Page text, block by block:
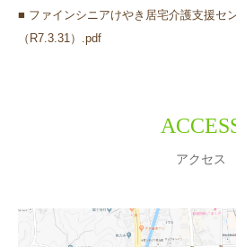
■ ファインシニアけやき居宅介護支援
（R7.3.31）.pdf
アクセス